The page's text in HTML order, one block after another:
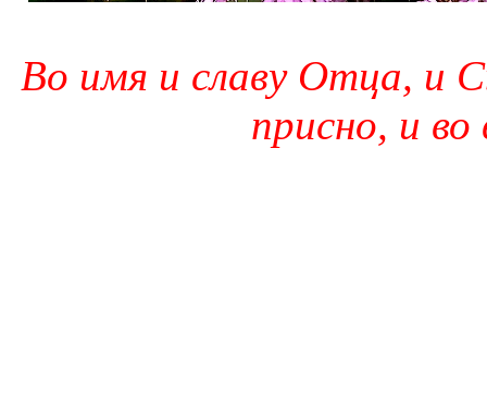
Во имя и славу Отца, и
присно, и во